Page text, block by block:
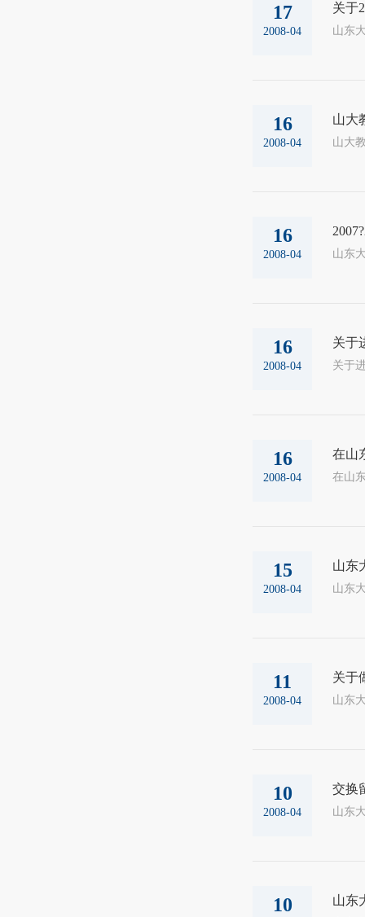
17
2008-04
关于
山东
16
2008-04
山大
16
2008-04 山东
16
2008-04
关于
16
2008-04
在山
15
2008-04
山东
11
2008-04
关于
山东
10
2008-04
交换
山东
10 山东